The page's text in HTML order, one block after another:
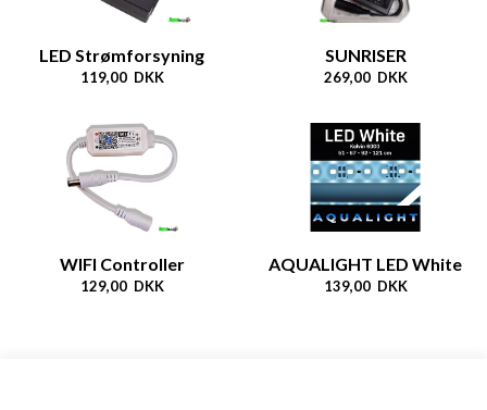
LED Strømforsyning
119,00 DKK
SUNRISER
269,00 DKK
WIFI Controller
129,00 DKK
AQUALIGHT LED White
139,00 DKK